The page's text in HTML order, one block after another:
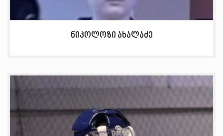
ნიკოლოზი ახალაძე